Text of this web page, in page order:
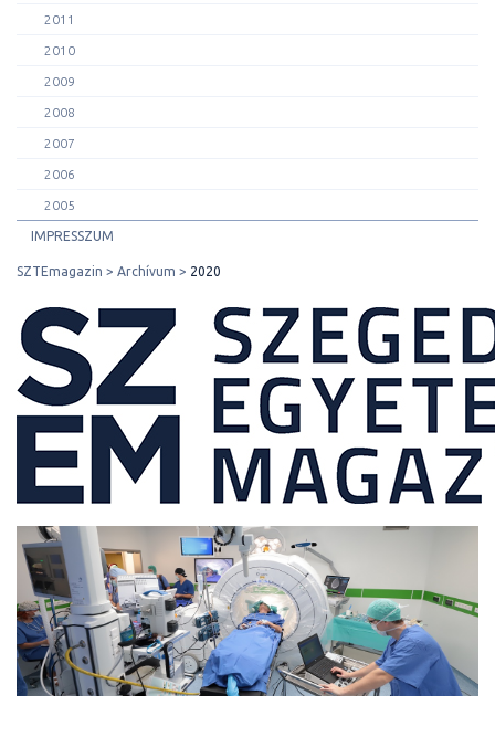
2011
2010
2009
2008
2007
2006
2005
IMPRESSZUM
SZTEmagazin Archívum 2020